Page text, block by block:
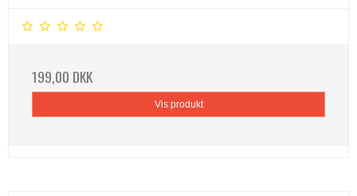
199,00 DKK
Vis produkt